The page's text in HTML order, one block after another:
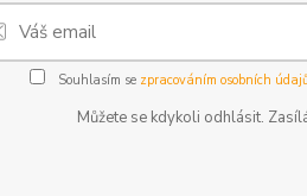
Souhlasím se zpracováním osobních
Můžete se kdykoli odhlásit.